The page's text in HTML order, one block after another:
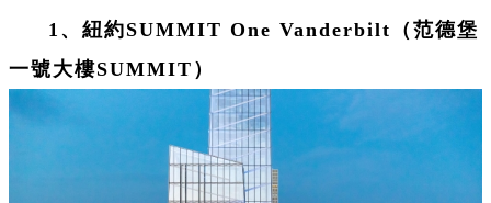
1、紐約SUMMIT One Vanderbilt（范德堡
一號大樓SUMMIT）